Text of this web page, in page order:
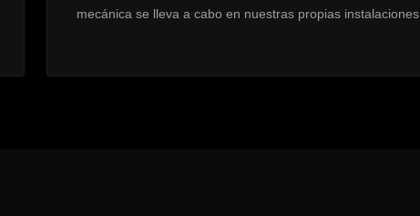
mecánica se lleva a cabo en nuestras propias instalaciones.